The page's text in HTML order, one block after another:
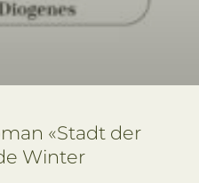
«Stadt der
Winter